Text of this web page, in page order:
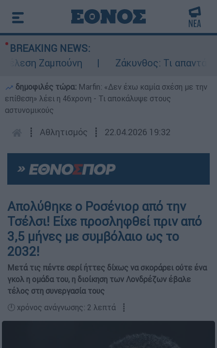
BREAKING NEWS:
Ζαμπούνη
Ζάκυνθος: Τι απαντά η
δημοφιλές τώρα: Marfin: «Δεν έχω καμία σχέση με την
επίθεση» λέει η 46χρονη - Τι αποκάλυψε στους
αστυνομικούς
┋ Αθλητισμός ┋ 22.04.2026 19:32
Απολύθηκε ο Ροσένιορ από την
Τσέλσι! Είχε προσληφθεί πριν από
3,5 μήνες με συμβόλαιο ως το
2032!
Μετά τις πέντε σερί ήττες δίχως να σκοράρει ούτε ένα
γκολ η ομάδα του, η διοίκηση των Λονδρέζων έβαλε
τέλος στη συνεργασία τους
🕛 χρόνος ανάγνωσης: 2 λεπτά ┋